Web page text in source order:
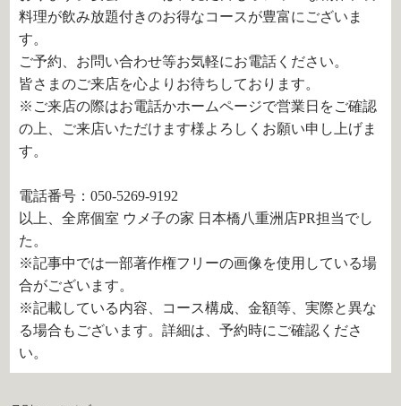
料理が飲み放題付きのお得なコースが豊富にございま
す。
ご予約、お問い合わせ等お気軽にお電話ください。
皆さまのご来店を心よりお待ちしております。
※ご来店の際はお電話かホームページで営業日をご確認
の上、ご来店いただけます様よろしくお願い申し上げま
す。
電話番号：050-5269-9192
以上、全席個室 ウメ子の家 日本橋八重洲店PR担当でし
た。
※記事中では一部著作権フリーの画像を使用している場
合がございます。
※記載している内容、コース構成、金額等、実際と異な
る場合もございます。詳細は、予約時にご確認くださ
い。